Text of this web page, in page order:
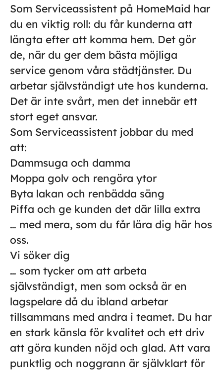
Som Serviceassistent på HomeMaid har
du en viktig roll: du får kunderna att
längta efter att komma hem. Det gör
de, när du ger dem bästa möjliga
service genom våra städtjänster. Du
arbetar självständigt ute hos kunderna.
Det är inte svårt, men det innebär ett
stort eget ansvar.
Som Serviceassistent jobbar du med
att:
Dammsuga och damma
Moppa golv och rengöra ytor
Byta lakan och renbädda säng
Piffa och ge kunden det där lilla extra
… med mera, som du får lära dig här hos
oss.
Vi söker dig
… som tycker om att arbeta
självständigt, men som också är en
lagspelare då du ibland arbetar
tillsammans med andra i teamet. Du har
en stark känsla för kvalitet och ett driv
att göra kunden nöjd och glad. Att vara
punktlig och noggrann är självklart för